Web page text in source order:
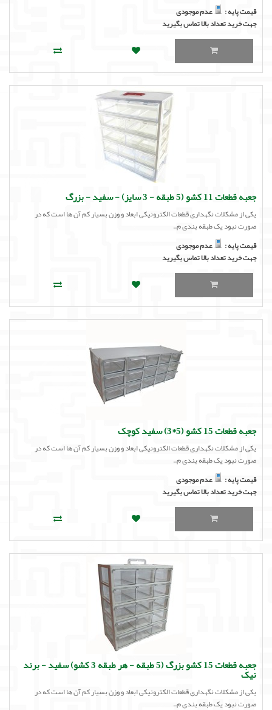
قیمت پایه :
عدم موجودی
جهت خرید تعداد بالا تماس بگیرید
جعبه قطعات 11 کشو (5 طبقه - 3 سایز) - سفید - بزرگ
یکی از مشکلات نگهداری قطعات الکترونیکی ابعاد و وزن بسیار کم آن ها است که در
صورت نبود یک طبقه بندی م..
قیمت پایه :
عدم موجودی
جهت خرید تعداد بالا تماس بگیرید
جعبه قطعات 15 کشو (5*3) سفید کوچک
یکی از مشکلات نگهداری قطعات الکترونیکی ابعاد و وزن بسیار کم آن ها است که در
صورت نبود یک طبقه بندی م..
قیمت پایه :
عدم موجودی
جهت خرید تعداد بالا تماس بگیرید
جعبه قطعات 15 کشو بزرگ (5 طبقه - هر طبقه 3 کشو) سفید - برند
نیک
یکی از مشکلات نگهداری قطعات الکترونیکی ابعاد و وزن بسیار کم آن ها است که در
صورت نبود یک طبقه بندی م..